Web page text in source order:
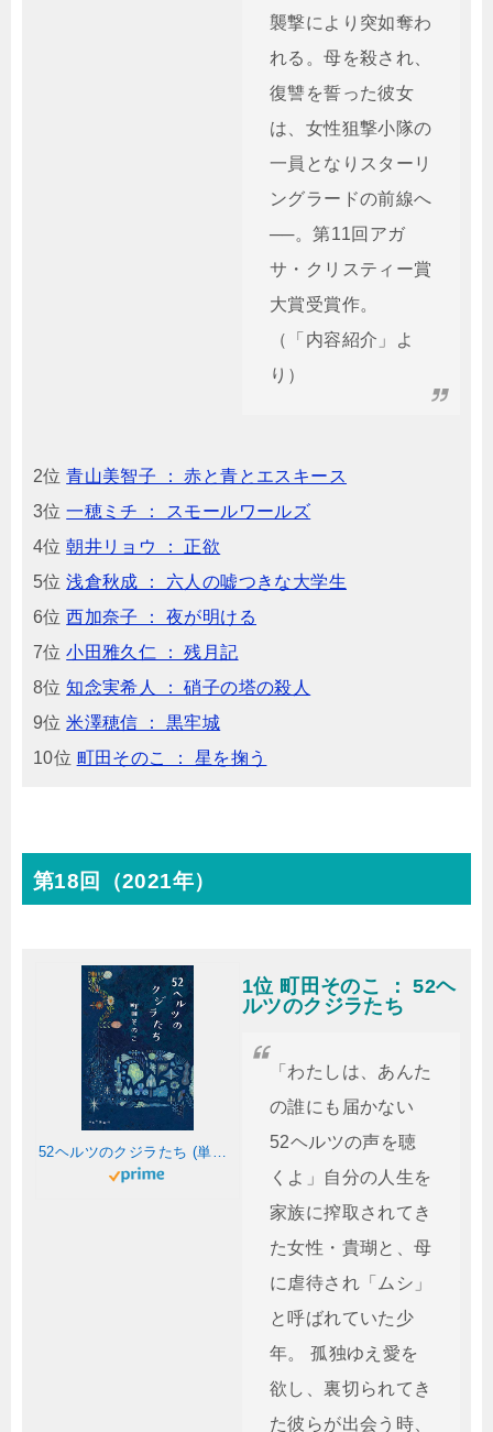
襲撃により突如奪わ
れる。母を殺され、
復讐を誓った彼女
は、女性狙撃小隊の
一員となりスターリ
ングラードの前線へ
──。第11回アガ
サ・クリスティー賞
大賞受賞作。
（「内容紹介」よ
り）
2位青山美智子 ： 赤と青とエスキース
3位一穂ミチ ： スモールワールズ
4位朝井リョウ ： 正欲
5位浅倉秋成 ： 六人の嘘つきな大学生
6位西加奈子 ： 夜が明ける
7位小田雅久仁 ： 残月記
8位知念実希人 ： 硝子の塔の殺人
9位米澤穂信 ： 黒牢城
10位 町田そのこ ： 星を掬う
第18回（2021年）
52ヘルツのクジラたち (単行本)
1位 町田そのこ ： 52ヘ
ルツのクジラたち
「わたしは、あんた
の誰にも届かない
52ヘルツの声を聴
くよ」自分の人生を
家族に搾取されてき
た女性・貴瑚と、母
に虐待され「ムシ」
と呼ばれていた少
年。 孤独ゆえ愛を
欲し、裏切られてき
た彼らが出会う時、